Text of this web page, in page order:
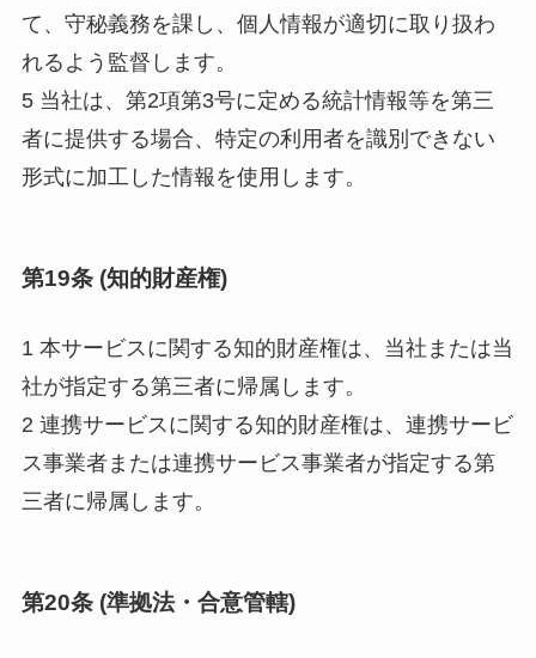
て、守秘義務を課し、個人情報が適切に取り扱わ
れるよう監督します。
5 当社は、第2項第3号に定める統計情報等を第三
者に提供する場合、特定の利用者を識別できない
形式に加工した情報を使用します。
第19条 (知的財産権)
1 本サービスに関する知的財産権は、当社または当
社が指定する第三者に帰属します。
2 連携サービスに関する知的財産権は、連携サービ
ス事業者または連携サービス事業者が指定する第
三者に帰属します。
第20条 (準拠法・合意管轄)